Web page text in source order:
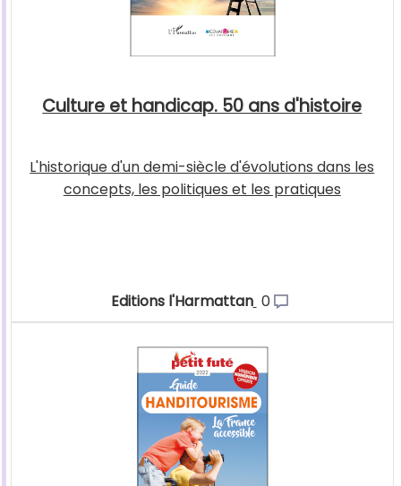
Culture et handicap. 50 ans d'histoire
L'historique d'un demi-siècle d'évolutions dans les
concepts, les politiques et les pratiques
Editions l'Harmattan 0